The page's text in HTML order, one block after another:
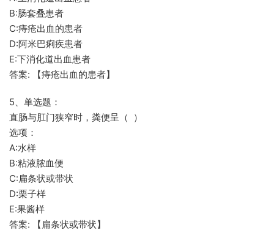
B:肠套叠患者
C:痔疮出血的患者
D:阿米巴痢疾患者
E:下消化道出血患者
答案: 【痔疮出血的患者】
5、单选题：
直肠与肛门狭窄时，粪便呈（ ）
选项：
A:水样
B:粘液脓血便
C:扁条状或带状
D:栗子样
E:果酱样
答案: 【扁条状或带状】